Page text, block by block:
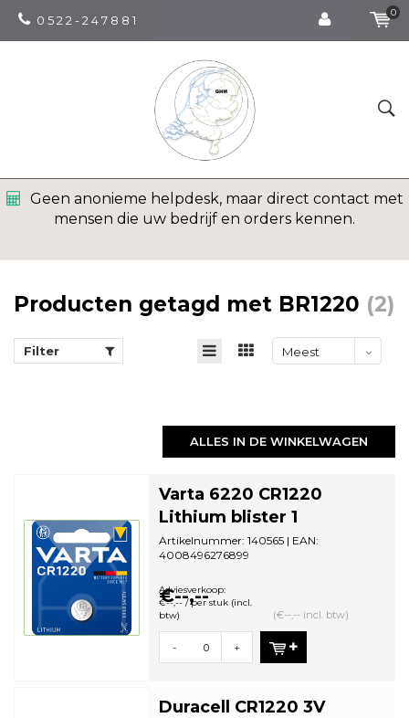
0 5 2 2 - 2 4 7 8 8 1
0
Geen anonieme helpdesk, maar direct contact met
mensen die uw bedrijf en orders kennen.
Producten getagd met BR1220 (2)
Filter
Meest
ALLES IN DE WINKELWAGEN
Varta 6220 CR1220
Lithium blister 1
Artikelnummer: 140565 | EAN:
4008496276899
bestelhoeveelheid: 10
€--,--
Adviesverkoop:
€--,-- / per stuk (incl.
btw)
(€--,-- incl. btw)
- +
Duracell CR1220 3V